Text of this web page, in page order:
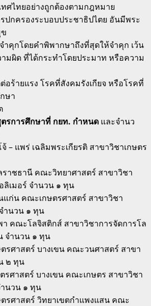
ทศไทยอย่างถูกต้องตามกฎหมาย
ปกครองระบอบประชาธิปไตย อันมีพระ
าคุกโดยคําพิพากษาถึงที่สุดให้จําคุก เว้น
มผิด ที่ได้กระทําโดยประมาท หรือความ
อร้ายแรง โรคที่สังคมรังเกียจ หรือโรคที่
ษา
รการศึกษาที่ กยท. กําหนด และจํานว
– แพร่ เฉลิมพระเกียรติ สาขาวิชาเกษตร
าชธานี คณะวิทยาศาสตร์ สาขาวิชา
ลิเมอร์ จํานวน ๑ ทุน
ก่น คณะเกษตรศาสตร์ สาขาวิชา
านวน ๑ ทุน
คณะโลจิสติกส์ สาขาวิชาการจัดการโล
จํานวน ๑ ทุน
รศาสตร์ บางเขน คณะวนศาสตร์ สาขา
๒ ทุน
รศาสตร์ บางเขน คณะเกษตร สาขาวิชา
นวน ๑ ทุน
รศาสตร์ วิทยาเขตกําแพงแสน คณะ